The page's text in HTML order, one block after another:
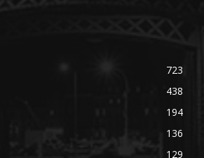
723
438
194
136
129